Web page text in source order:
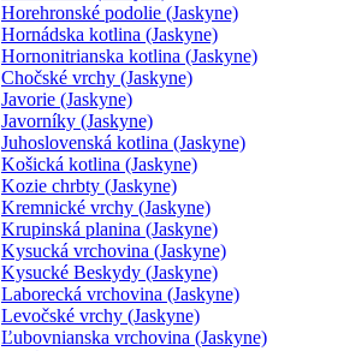
Horehronské podolie (Jaskyne)
Hornádska kotlina (Jaskyne)
Hornonitrianska kotlina (Jaskyne)
Chočské vrchy (Jaskyne)
Javorie (Jaskyne)
Javorníky (Jaskyne)
Juhoslovenská kotlina (Jaskyne)
Košická kotlina (Jaskyne)
Kozie chrbty (Jaskyne)
Kremnické vrchy (Jaskyne)
Krupinská planina (Jaskyne)
Kysucká vrchovina (Jaskyne)
Kysucké Beskydy (Jaskyne)
Laborecká vrchovina (Jaskyne)
Levočské vrchy (Jaskyne)
Ľubovnianska vrchovina (Jaskyne)